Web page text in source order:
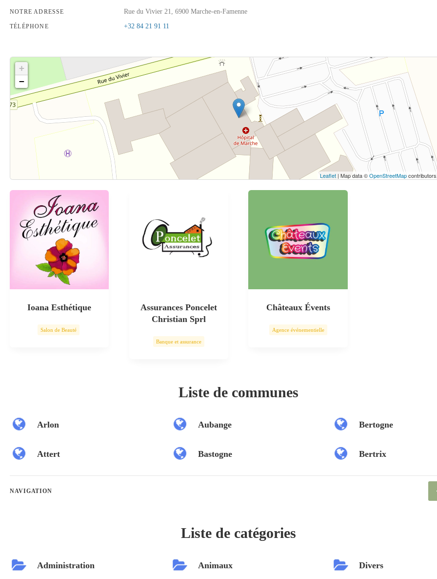
NOTRE ADRESSE Rue du Vivier 21, 6900 Marche-en-Famenne
TÉLÉPHONE +32 84 21 91 11
Cliquez sur le bouton pour afficher la carte.
Voir la carte
+
−
Leaflet| Map data ©OpenStreetMapcontributors,
Ioana Esthétique
Salon de Beauté
Assurances Poncelet
Christian Sprl
Banque et assurance
Châteaux Évents
Agence événementielle
Liste de communes
Arlon
Attert
Aubange
Bastogne
Bertogne
Bertrix
NAVIGATION
Liste de catégories
Administration Animaux Divers